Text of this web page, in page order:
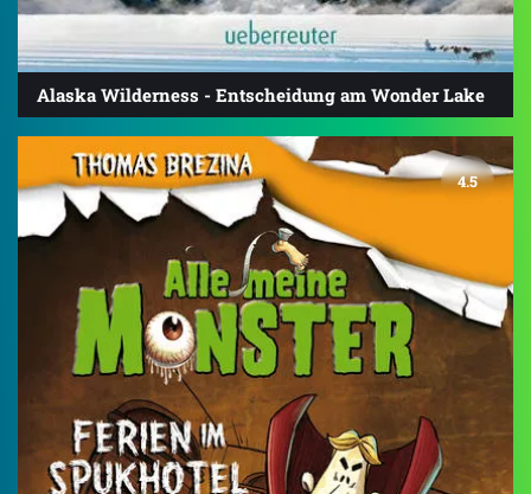
Alaska Wilderness - Entscheidung am Wonder Lake
4.5